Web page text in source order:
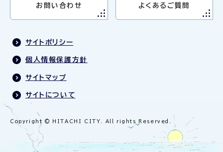
お問い合わせ よくあるご質問
サイトポリシー
個人情報保護方針
サイトマップ
サイトについて
Copyright © HITACHI CITY. All rights Reserved.